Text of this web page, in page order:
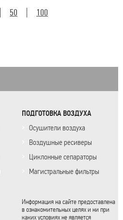
50 100
ПОДГОТОВКА ВОЗДУХА
Осушители воздуха
Воздушные ресиверы
Циклонные сепараторы
Магистральные фильтры
Информация на сайте предоставлена
в ознакомительных целях и ни при
каких условиях не является